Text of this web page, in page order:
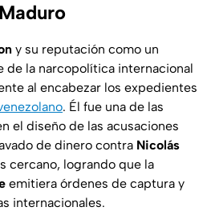
y su reputación como un
de la narcopolítica internacional
al encabezar los expedientes
. Él fue una de las
el diseño de las acusaciones
de dinero contra Nicolás
cercano, logrando que la
emitiera órdenes de captura y
internacionales.